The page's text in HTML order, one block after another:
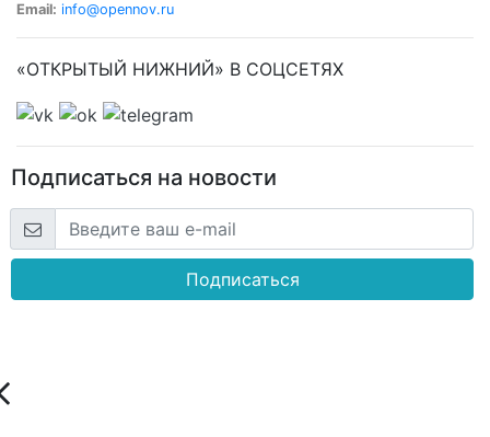
Email: info@opennov.ru
«ОТКРЫТЫЙ НИЖНИЙ» В СОЦСЕТЯХ
Подписаться на новости
Подписаться